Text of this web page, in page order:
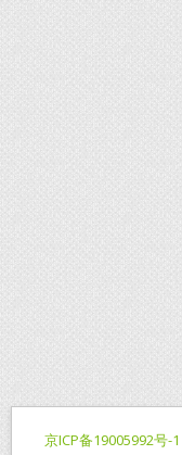
京ICP备19005992号-1